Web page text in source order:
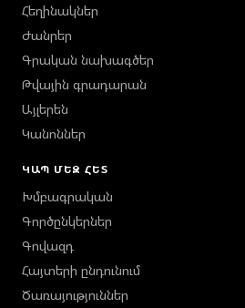
Հեղինակներ
Ժանրեր
Գրական նախագծեր
Թվային գրադարան
Այլերեն
Կանոններ
ԿԱՊ ՄԵԶ ՀԵՏ
Խմբագրական
Գործընկերներ
Գովազդ
Հայտերի ընդունում
Ծառայություններ